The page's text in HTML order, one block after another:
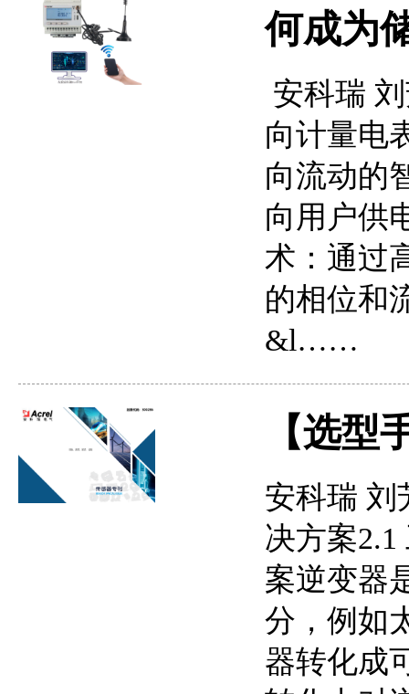
何成为
安科瑞
向计量电
向流动的
向用户供
术：通过
的相位和
&l……
【选型
安科瑞 刘
决方案
案逆变器
分，例如
器转化成